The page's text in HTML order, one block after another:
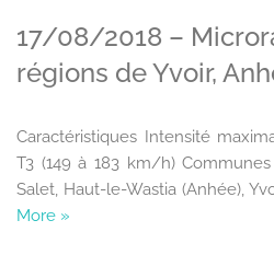
17/08/2018 –
régions de Yvoir,
Caractéristiques Intensité
T3 (149 à 183 km/h)
Salet, Haut-le-Wastia (Anhée),
More »